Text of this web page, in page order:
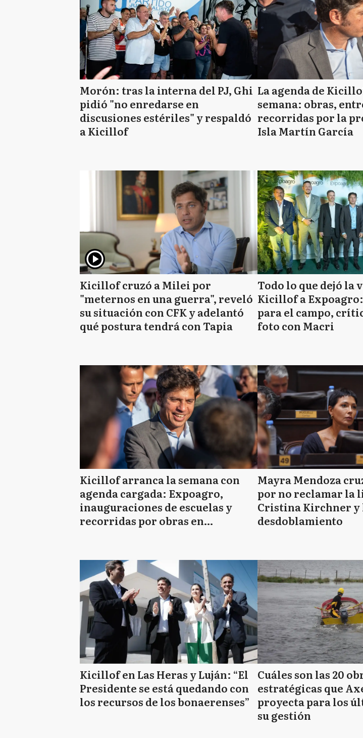
Morón: tras la interna del PJ, Ghi
pidió "no enredarse en
discusiones estériles" y respaldó
a Kicillof
La agenda de
semana: obras,
recorridas por la
Isla Martín García
Kicillof cruzó a Milei por
"meternos en una guerra", reveló
su situación con CFK y adelantó
qué postura tendrá con Tapia
Todo lo que dejó la
Kicillof a
para el campo,
foto con Macri
Kicillof arranca la semana con
agenda cargada: Expoagro,
inauguraciones de escuelas y
recorridas por obras en
Mayra Mendoza
por no reclamar la
Cristina Kirchner y
desdoblamiento
Kicillof en Las Heras y Luján: “El
Presidente se está quedando con
los recursos de los bonaerenses”
Cuáles son las 20
estratégicas que
proyecta para los
su gestión